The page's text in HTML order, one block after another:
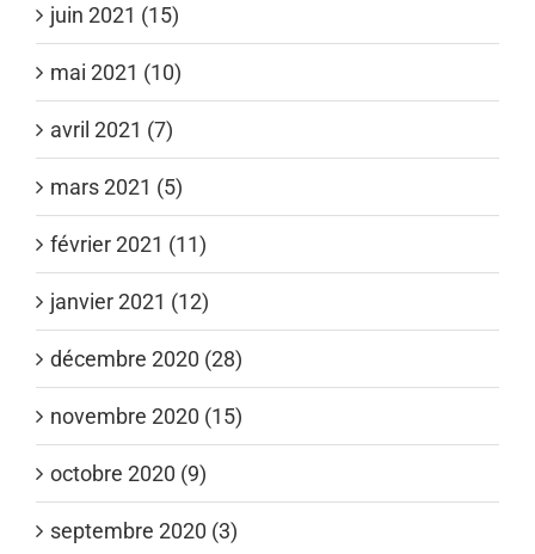
juin 2021 (15)
mai 2021 (10)
avril 2021 (7)
mars 2021 (5)
février 2021 (11)
janvier 2021 (12)
décembre 2020 (28)
novembre 2020 (15)
octobre 2020 (9)
septembre 2020 (3)